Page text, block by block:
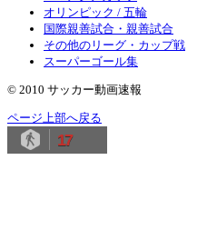
オリンピック / 五輪
国際親善試合・親善試合
その他のリーグ・カップ戦
スーパーゴール集
© 2010 サッカー動画速報
ページ上部へ戻る
17